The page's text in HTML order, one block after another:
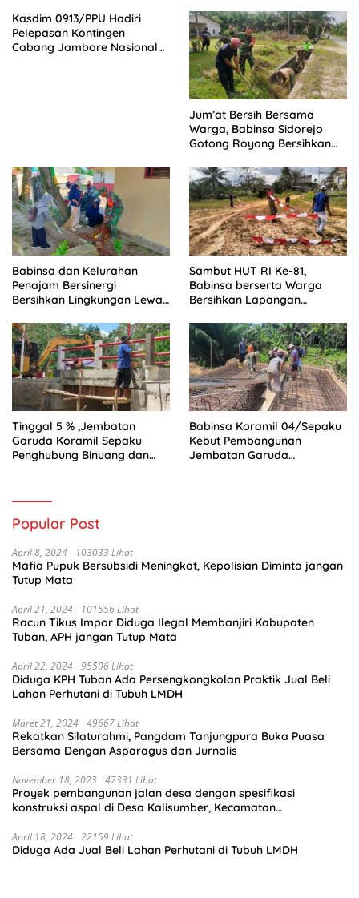
Kasdim 0913/PPU Hadiri
Pelepasan Kontingen
Cabang Jambore Nasional
Jum’at Bersih Bersama
Warga, Babinsa Sidorejo
Gotong Royong Bersihkan
Babinsa dan Kelurahan
Penajam Bersinergi
Bersihkan Lingkungan Lewat
Sambut HUT RI Ke-81,
Babinsa berserta Warga
Bersihkan Lapangan
Tinggal 5 % ,Jembatan
Garuda Koramil Sepaku
Penghubung Binuang dan
Babinsa Koramil 04/Sepaku
Kebut Pembangunan
Jembatan Garuda
Popular Post
April 8, 2024 103033 Lihat
Mafia Pupuk Bersubsidi Meningkat, Kepolisian Diminta jangan
Tutup Mata
April 21, 2024 101556 Lihat
Racun Tikus Impor Diduga Ilegal Membanjiri Kabupaten
Tuban, APH jangan Tutup Mata
April 22, 2024 95506 Lihat
Diduga KPH Tuban Ada Persengkongkolan Praktik Jual Beli
Lahan Perhutani di Tubuh LMDH
Maret 21, 2024 49667 Lihat
Rekatkan Silaturahmi, Pangdam Tanjungpura Buka Puasa
Bersama Dengan Asparagus dan Jurnalis
November 18, 2023 47331 Lihat
Proyek pembangunan jalan desa dengan spesifikasi
konstruksi aspal di Desa Kalisumber, Kecamatan
sudah selesai di tahun 2023
April 18, 2024 22159 Lihat
Diduga Ada Jual Beli Lahan Perhutani di Tubuh LMDH